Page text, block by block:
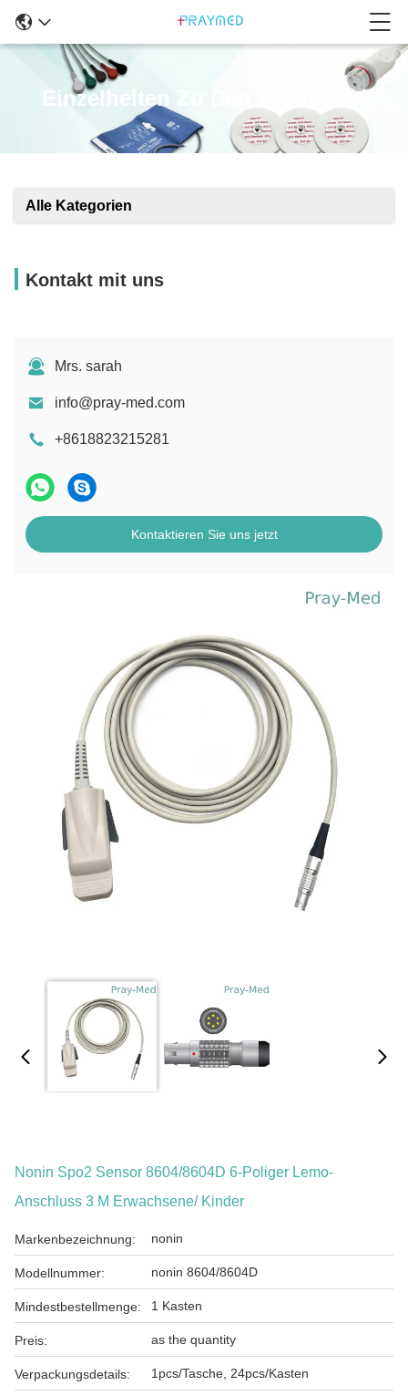
Einzelheiten Zu Den Produkten
Alle Kategorien
Kontakt mit uns
Mrs. sarah
info@pray-med.com
+8618823215281
Kontaktieren Sie uns jetzt
Nonin Spo2 Sensor 8604/8604D 6-Poliger Lemo-
Anschluss 3 M Erwachsene/ Kinder
Markenbezeichnung: nonin
Modellnummer: nonin 8604/8604D
Mindestbestellmenge: 1 Kasten
Preis: as the quantity
Verpackungsdetails: 1pcs/Tasche, 24pcs/Kasten